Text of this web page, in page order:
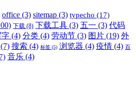
office (3) sitemap (3) typecho (17)
下载 (8) 下载工具 (3) 五一 (3) 代码
字 (4) 分类 (4) 劳动节 (3) 图片 (19) 外
(7) 搜索 (4) 标签 (5) 浏览器 (4) 疫情 (4) 百
音乐 (4)